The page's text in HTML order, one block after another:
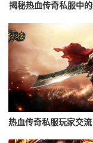
揭秘热血传奇私服中